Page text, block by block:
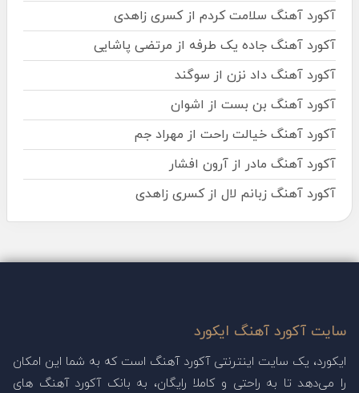
آکورد آهنگ سلامت کردم از کسری زاهدی
آکورد آهنگ جاده یک طرفه از مرتضی پاشایی
آکورد آهنگ داد نزن از سوگند
آکورد آهنگ بن بست از اشوان
آکورد آهنگ خیالت راحت از مهراد جم
آکورد آهنگ مادر از آرون افشار
آکورد آهنگ زبانم لال از کسری زاهدی
سایت آکورد آهنگ ایکورد
ایکورد، یک سایت اینترنتی آکورد آهنگ است که به شما این امکان
را می‌دهد تا به راحتی و کاملا رایگان، به بانک آکورد آهنگ های